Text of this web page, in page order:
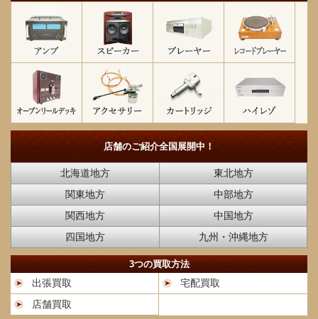
店舗のご紹介全国展開中！
北海道地方
東北地方
関東地方
中部地方
関西地方
中国地方
四国地方
九州・沖縄地方
3つの買取方法
出張買取
宅配買取
店舗買取